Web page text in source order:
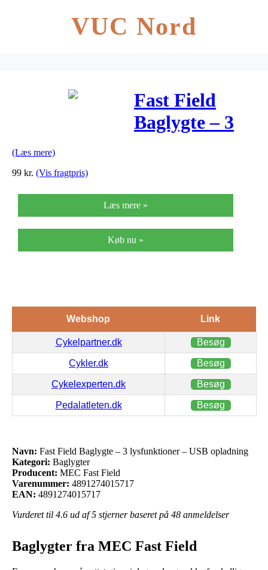
VUC Nord
Fast Field
Baglygte – 3
opladning
(Læs mere)
99 kr. (Vis fragtpris)
Læs mere »
Køb nu »
Webshop Link
Cykelpartner.dk Besøg
Cykler.dk Besøg
Cykelexperten.dk Besøg
Pedalatleten.dk Besøg
Navn: Fast Field Baglygte – 3 lysfunktioner – USB opladning
Kategori: Baglygter
Producent: MEC Fast Field
Varenummer: 4891274015717
EAN: 4891274015717
Vurderet til 4.6 ud af 5 stjerner baseret på 48 anmeldelser
Baglygter fra MEC Fast Field